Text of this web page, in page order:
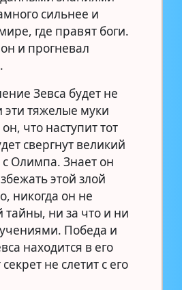
сильнее и
где правят боги.
и прогневал
Зевса будет не
эти тяжелые муки
что наступит тот
свергнут великий
Олимпа. Знает он
этой злой
никогда он не
тайны, ни за что и ни
Победа и
находится в его
не слетит с его